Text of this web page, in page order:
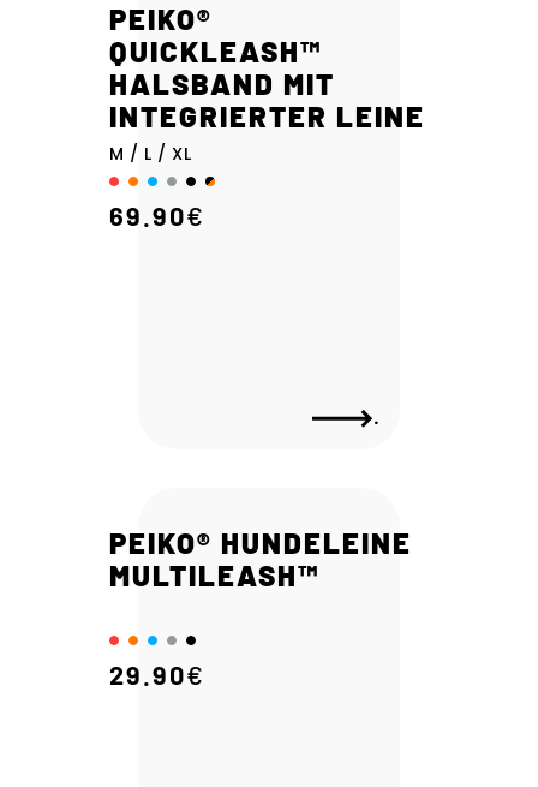
PEIKO®
QUICKLEASH™
HALSBAND MIT
INTEGRIERTER LEINE
M / L / XL
69.90€
.
PEIKO® HUNDELEINE
MULTILEASH™
29.90€